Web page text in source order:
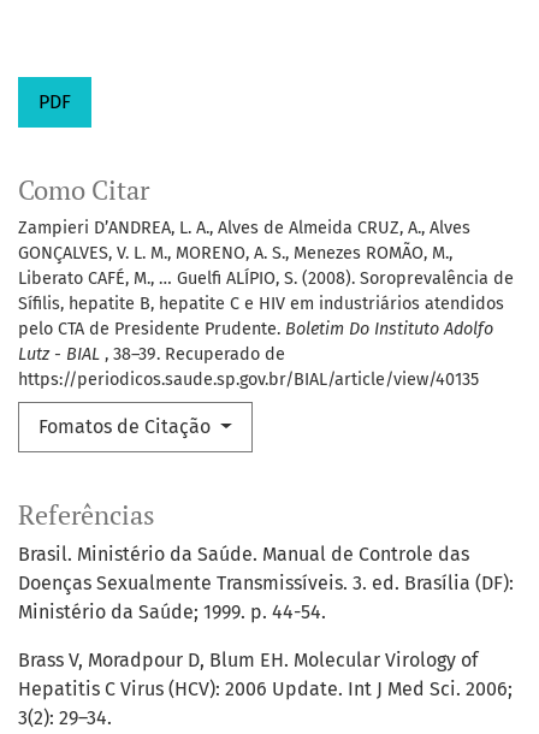
PDF
Como Citar
Zampieri D’ANDREA, L. A., Alves de Almeida CRUZ, A., Alves
GONÇALVES, V. L. M., MORENO, A. S., Menezes ROMÃO, M.,
Liberato CAFÉ, M., … Guelfi ALÍPIO, S. (2008). Soroprevalência de
Sífilis, hepatite B, hepatite C e HIV em industriários atendidos
pelo CTA de Presidente Prudente. Boletim Do Instituto Adolfo
Lutz - BIAL , 38–39. Recuperado de
https://periodicos.saude.sp.gov.br/BIAL/article/view/40135
Fomatos de Citação
Referências
Brasil. Ministério da Saúde. Manual de Controle das
Doenças Sexualmente Transmissíveis. 3. ed. Brasília (DF):
Ministério da Saúde; 1999. p. 44-54.
Brass V, Moradpour D, Blum EH. Molecular Virology of
Hepatitis C Virus (HCV): 2006 Update. Int J Med Sci. 2006;
3(2): 29–34.